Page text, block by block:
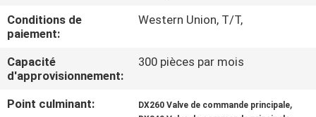
CONTRÔLE
LA
QUALITÉ
Conditions de
paiement:
Western Union, T/T,
Capacité
d'approvisionnement:
300 pièces par mois
Point culminant: DX260 Valve de commande principale,